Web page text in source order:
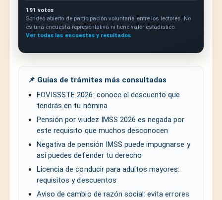
191 votos
Sondeo abierto de participación voluntaria entre los lectores. No
es una encuesta representativa ni tiene valor estadístico.
Ver todas las encuestas y resultados
📌 Guías de trámites más consultadas
FOVISSSTE 2026: conoce el descuento que
tendrás en tu nómina
Pensión por viudez IMSS 2026 es negada por
este requisito que muchos desconocen
Negativa de pensión IMSS puede impugnarse y
así puedes defender tu derecho
Licencia de conducir para adultos mayores:
requisitos y descuentos
Aviso de cambio de razón social: evita errores